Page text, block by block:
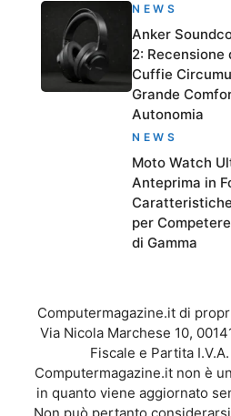
NEWS
Anker
2: Recensione
Cuffie
Grande
Autonomia
NEWS
Moto Watch
Anteprima in
per
di Gamma
Computermagazine.it di
Via Nicola Marchese 10,
Fiscale e Partita
Computermagazine.it non è
in quanto viene aggiornato
Non può pertanto